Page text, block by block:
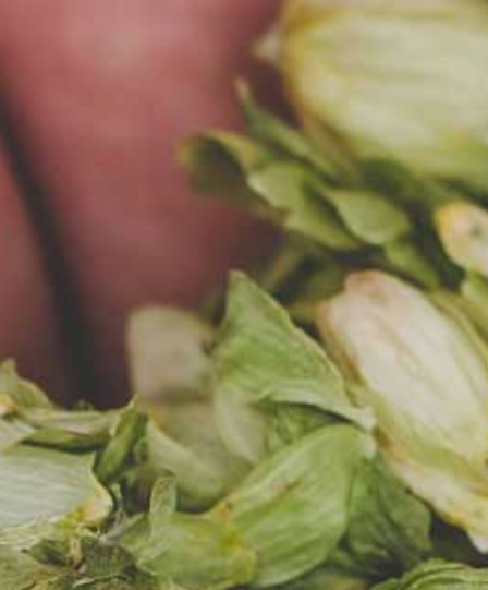
AKTUALNOŚCI
2024-12-13
OTO NASI MEDALIŚCI
TEGOROCZNEJ EDYCJI KRAFT
ROKU 2024
Z tegorocznej Gali Konkursu Piw